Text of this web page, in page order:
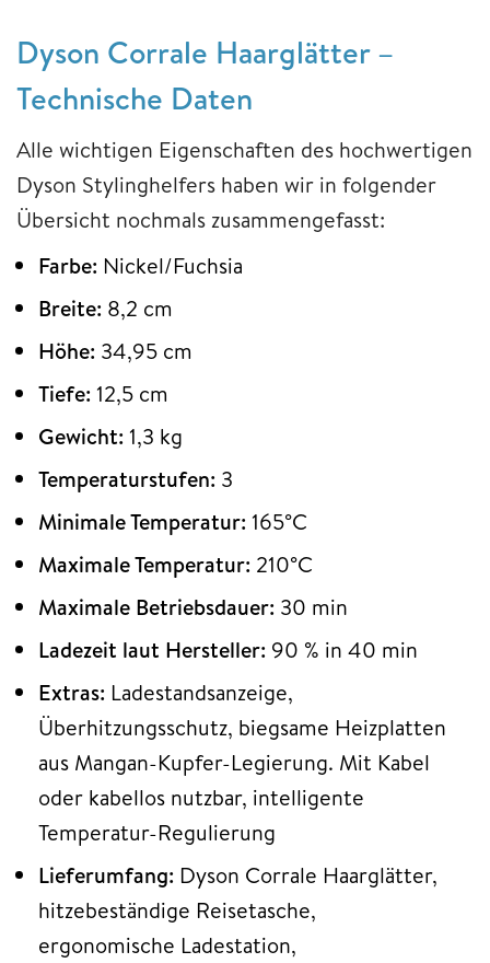
Dyson Corrale Haarglätter –
Technische Daten
Alle wichtigen Eigenschaften des hochwertigen
Dyson Stylinghelfers haben wir in folgender
Übersicht nochmals zusammengefasst:
Farbe: Nickel/Fuchsia
Breite: 8,2 cm
Höhe: 34,95 cm
Tiefe: 12,5 cm
Gewicht: 1,3 kg
Temperaturstufen: 3
Minimale Temperatur: 165°C
Maximale Temperatur: 210°C
Maximale Betriebsdauer: 30 min
Ladezeit laut Hersteller: 90 % in 40 min
Extras: Ladestandsanzeige,
Überhitzungsschutz, biegsame Heizplatten
aus Mangan-Kupfer-Legierung. Mit Kabel
oder kabellos nutzbar, intelligente
Temperatur-Regulierung
Lieferumfang: Dyson Corrale Haarglätter,
hitzebeständige Reisetasche,
ergonomische Ladestation,